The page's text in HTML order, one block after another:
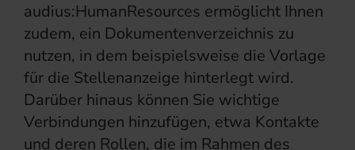
audius:HumanResources ermöglicht Ihnen
zudem, ein Dokumentenverzeichnis zu
nutzen, in dem beispielsweise die Vorlage
für die Stellenanzeige hinterlegt wird.
Darüber hinaus können Sie wichtige
Verbindungen hinzufügen, etwa Kontakte
und deren Rollen, die im Rahmen des